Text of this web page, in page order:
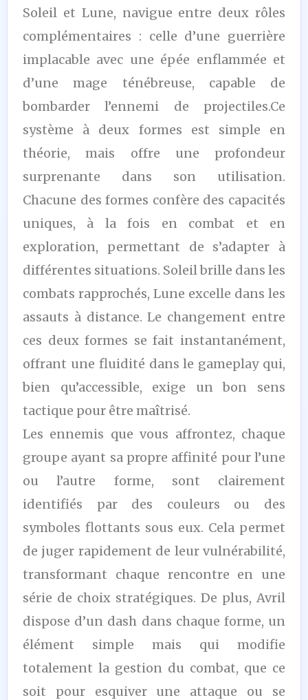
Soleil et Lune, navigue entre deux rôles
complémentaires : celle d’une guerrière
implacable avec une épée enflammée et
d’une mage ténébreuse, capable de
bombarder l’ennemi de projectiles.Ce
système à deux formes est simple en
théorie, mais offre une profondeur
surprenante dans son utilisation.
Chacune des formes confère des capacités
uniques, à la fois en combat et en
exploration, permettant de s’adapter à
différentes situations. Soleil brille dans les
combats rapprochés, Lune excelle dans les
assauts à distance. Le changement entre
ces deux formes se fait instantanément,
offrant une fluidité dans le gameplay qui,
bien qu’accessible, exige un bon sens
tactique pour être maîtrisé.
Les ennemis que vous affrontez, chaque
groupe ayant sa propre affinité pour l’une
ou l’autre forme, sont clairement
identifiés par des couleurs ou des
symboles flottants sous eux. Cela permet
de juger rapidement de leur vulnérabilité,
transformant chaque rencontre en une
série de choix stratégiques. De plus, Avril
dispose d’un dash dans chaque forme, un
élément simple mais qui modifie
totalement la gestion du combat, que ce
soit pour esquiver une attaque ou se